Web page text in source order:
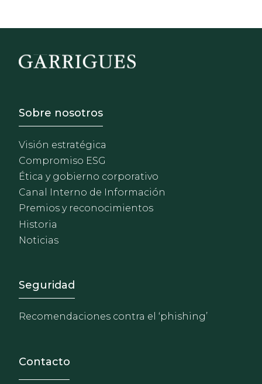
Footer - Sobre Nosotros
Sobre nosotros
Visión estratégica
Compromiso ESG
Ética y gobierno corporativo
Canal Interno de Información
Premios y reconocimientos
Historia
Noticias
Footer - Extranet y
Seguridad
Recomendaciones contra el ‘phishing’
Contacto